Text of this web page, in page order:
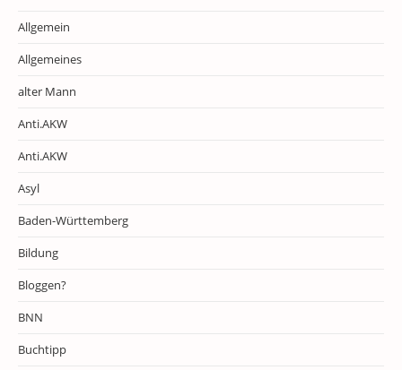
Allgemein
Allgemeines
alter Mann
Anti.AKW
Anti.AKW
Asyl
Baden-Württemberg
Bildung
Bloggen?
BNN
Buchtipp